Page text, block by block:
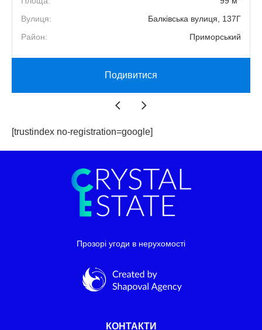
Вулиця:
Балківська вулиця, 137Г
Район:
Приморський
Подивитися
[trustindex no-registration=google]
Прозорі угоди в нерухомості
КОНТАКТИ